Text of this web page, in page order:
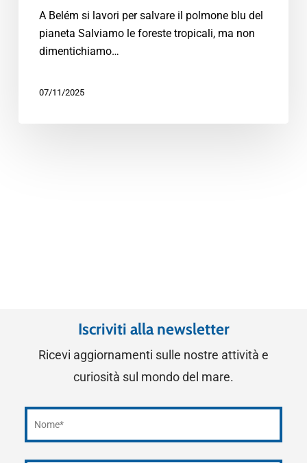
A Belém si lavori per salvare il polmone blu del
pianeta Salviamo le foreste tropicali, ma non
dimentichiamo…
07/11/2025
Iscriviti alla newsletter
Ricevi aggiornamenti sulle nostre attività e
curiosità sul mondo del mare.